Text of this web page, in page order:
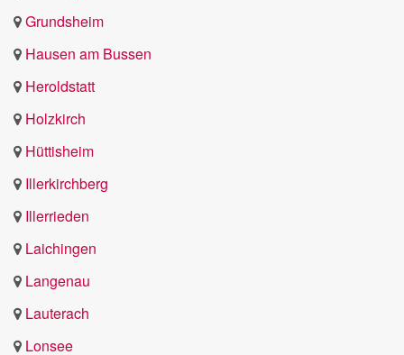
Grundsheim
Hausen am Bussen
Heroldstatt
Holzkirch
Hüttisheim
Illerkirchberg
Illerrieden
Laichingen
Langenau
Lauterach
Lonsee